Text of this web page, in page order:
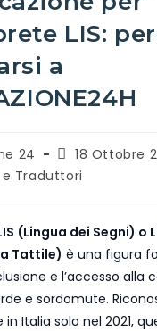
LIS:
a
24
18 Ottobre
Traduttori
(Lingua dei Segni) o
Tattile) è una figura
e l’accesso alla
e sordomute.
Italia solo nel 2021,